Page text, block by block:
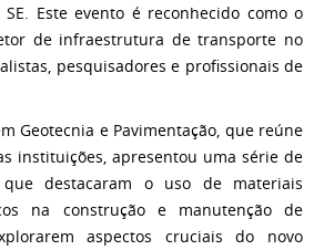
Este evento é reconhecido como o
de infraestrutura de transporte no
pesquisadores e profissionais de
Geotecnia e Pavimentação, que reúne
instituições, apresentou uma série de
que destacaram o uso de materiais
na construção e manutenção de
aspectos cruciais do novo